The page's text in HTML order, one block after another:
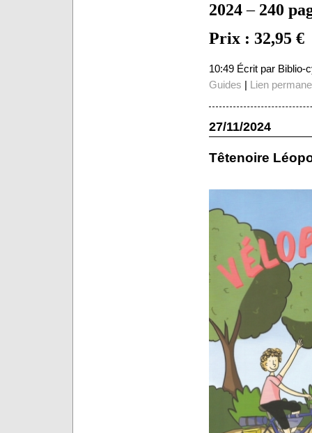
2024–240
Prix : 32,95 €
10:49 Écrit par Biblio-
Guides | Lien
27/11/2024
Têtenoire